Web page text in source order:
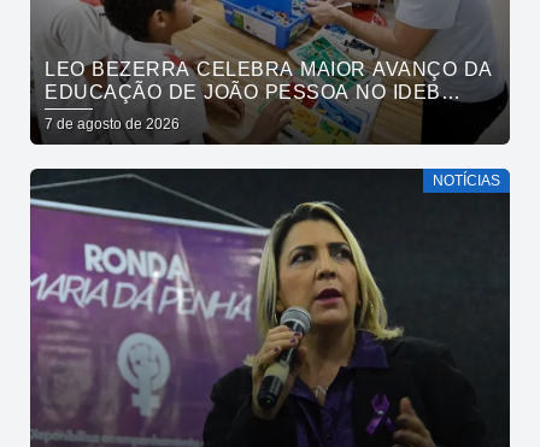
LEO BEZERRA CELEBRA MAIOR AVANÇO DA
EDUCAÇÃO DE JOÃO PESSOA NO IDEB
ENTRE CAPITAIS DO NORDESTE
7 de agosto de 2026
NOTÍCIAS